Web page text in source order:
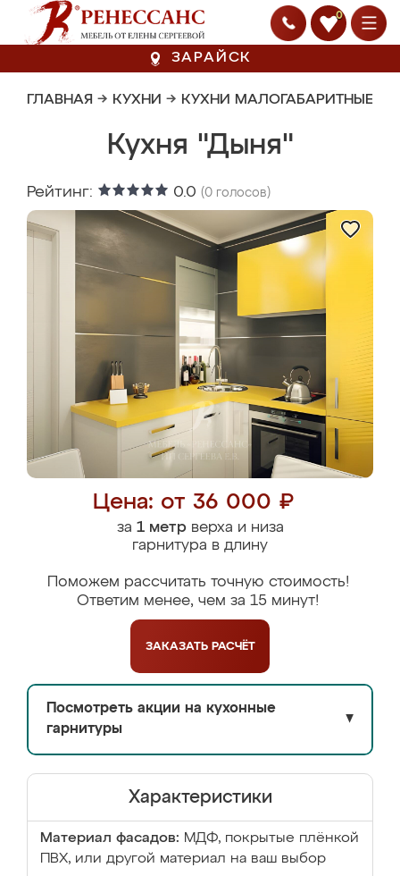
0
ЗАРАЙСК
ГЛАВНАЯ → КУХНИ → КУХНИ МАЛОГАБАРИТНЫЕ
Кухня "Дыня"
Рейтинг: 0.0 (0 голосов)
Цена: от 36 000 ₽
за 1 метрверха и низа
гарнитура в длину
Поможем рассчитать точную стоимость!
Ответим менее, чем за 15 минут!
ЗАКАЗАТЬ РАСЧЁТ
Посмотреть акции на кухонные
гарнитуры
▼
Характеристики
Материал фасадов: МДФ, покрытые плёнкой
ПВХ, или другой материал на ваш выбор